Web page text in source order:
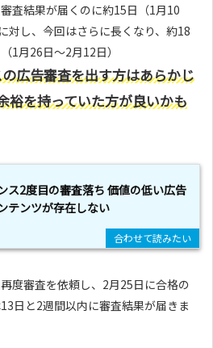
査結果が届くのに約15日（1月10
対し、今回はさらに長くなり、約18
1月26日〜2月12日）
広告審査を出す方はあらかじ
裕を持っていた方が良いかも
ス2度目の審査落ち 価値の低い広告
テンツが存在しない
度審査を依頼し、2月25日に合格の
日と2週間以内に審査結果が届きま